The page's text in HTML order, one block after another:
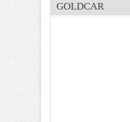
GOLDCAR